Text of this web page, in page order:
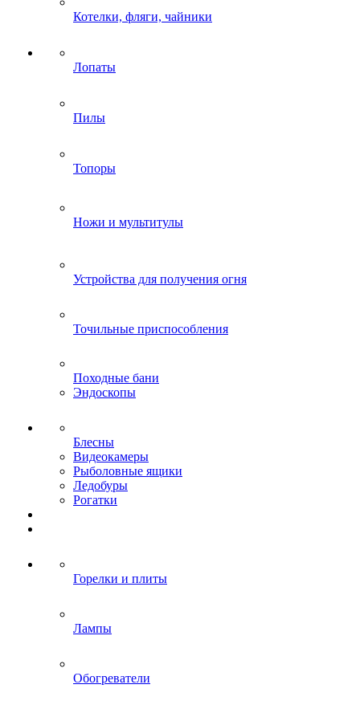
Котелки, фляги, чайники
Лопаты
Пилы
Топоры
Ножи и мультитулы
Устройства для получения огня
Точильные приспособления
Походные бани
Эндоскопы
Блесны
Видеокамеры
Рыболовные ящики
Ледобуры
Рогатки
Горелки и плиты
Лампы
Обогреватели